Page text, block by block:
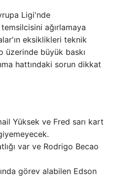
Ligi'nde
ağırlamaya
eksiklikleri teknik
üzerinde büyük baskı
hattındaki sorun dikkat
Yüksek ve Fred sarı kart
var ve Rodrigo Becao
görev alabilen Edson